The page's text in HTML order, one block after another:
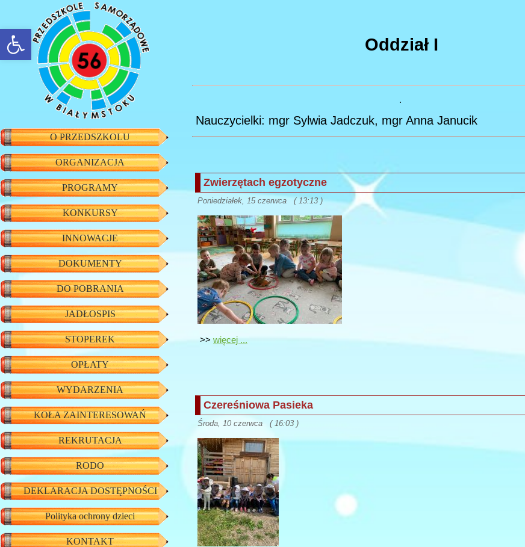
rozwiń/zwiń panel
O PRZEDSZKOLU
ORGANIZACJA
PROGRAMY
KONKURSY
INNOWACJE
DOKUMENTY
DO POBRANIA
JADŁOSPIS
STOPEREK
OPŁATY
WYDARZENIA
KOŁA ZAINTERESOWAŃ
REKRUTACJA
RODO
DEKLARACJA DOSTĘPNOŚCI
Polityka ochrony dzieci
KONTAKT
Oddział I
.
Nauczycielki: mgr Sylwia Jadczuk, mgr Anna Janucik
Zwierzętach egzotyczne
Poniedziałek, 15 czerwca ( 13:13 )
>>więcej ...
Czereśniowa Pasieka
Środa, 10 czerwca ( 16:03 )